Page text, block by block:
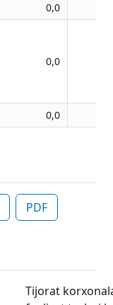
0,0
0,0
0,0
PDF
Tijorat